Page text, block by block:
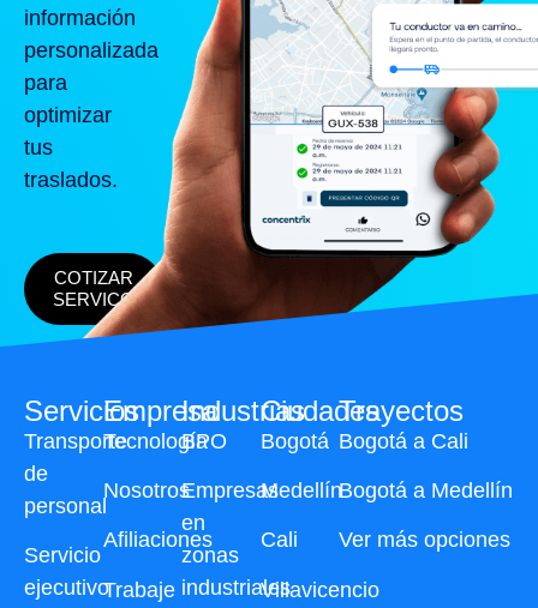
información
personalizada
para
optimizar
tus
traslados.
COTIZAR
SERVICO
Servicios
Transporte
de
personal
Servicio
ejecutivo
Industrias
BPO
Empresas
en
zonas
industriales
Ciudades
Bogotá
Medellín
Cali
Villavicencio
Trayectos
Bogotá a Cali
Bogotá a Medellín
Ver más opciones
Empresa
Tecnología
Nosotros
Afiliaciones
Trabaje